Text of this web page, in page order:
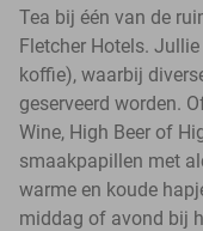
Tea bij één van de
Fletcher Hotels.
koffie), waarbij
geserveerd worden.
Wine, High Beer of
smaakpapillen met
warme en koude
middag of avond bij